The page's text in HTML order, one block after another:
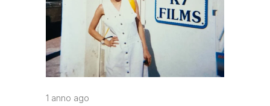
1 anno ago